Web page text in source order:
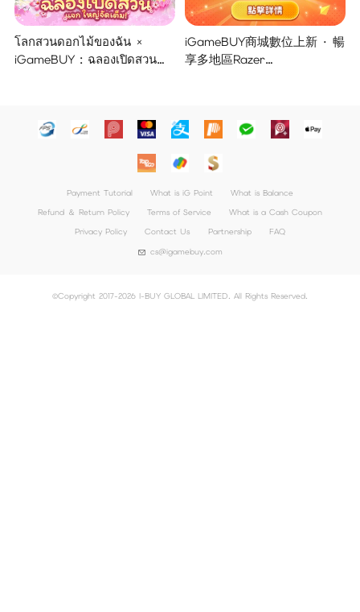
โลกสวนดอกไม้ของฉัน ×
iGameBUY : ฉลองเปิดสวน
iGameBUY商城數位上新 · 暢
享多地區Razer
Payment Tutorial What is iG Point
What is Balance
Refund ＆ Return Policy
Terms of Service
What is a Cash Coupon
Privacy Policy
Contact Us Partnership
FAQ
cs@igamebuy.com
©Copyright 2017-2026 I-BUY GLOBAL LIMITED. All Rights Reserved.